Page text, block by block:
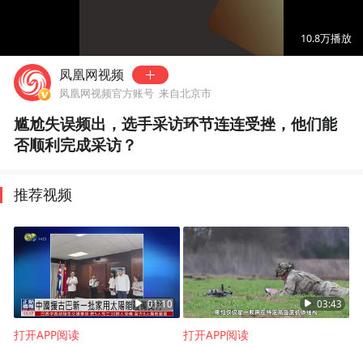
01:27
10.8万播放
凤凰网视频
凤凰网视频官方账号 来自北京市
尴尬失误频出，选手采访环节连连受挫，他们能
否顺利完成采访？
推荐视频
01:10
打开APP阅读
03:43
打开APP阅读